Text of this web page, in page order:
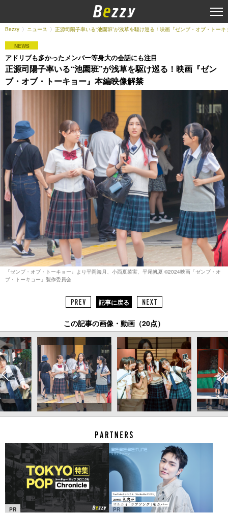
Bezzy ニュース 正源司陽子率いる“池園班”が浅草を駆け巡る！映画『ゼンブ・オブ・トー
NEWS
アドリブも多かったメンバー等身大の会話にも注目
正源司陽子率いる“池園班”が浅草を駆け巡る！映画『ゼン
ブ・オブ・トーキョー』本編映像解禁
『ゼンブ・オブ・トーキョー』より平岡海月、小西夏菜実、平尾帆夏 ©︎2024映画「ゼンブ・オ
ブ・トーキョー」製作委員会
記事に戻る
この記事の画像・動画（20点）
PR PR